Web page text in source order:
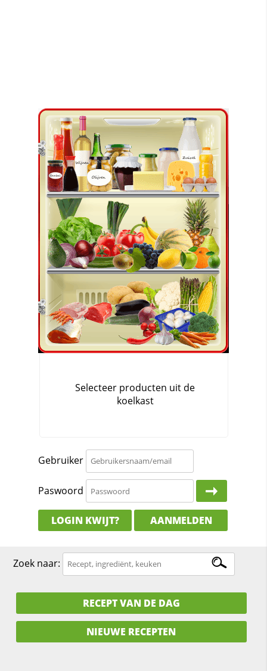
Gebruiker
Paswoord
LOGIN KWIJT? AANMELDEN
Zoek naar:
RECEPT VAN DE DAG
NIEUWE RECEPTEN